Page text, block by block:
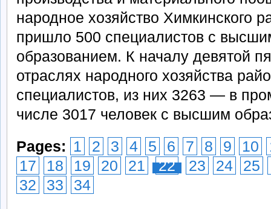
народное хозяйство Химкинского
пришло 500 специалистов с
образованием. К началу девятой
отраслях народного хозяйства
специалистов, из них 3263 — в
числе 3017 человек с высшим
Pages: 1 2 3 4 5 6 7 8 9 10
17
18 19 20 21 22 23 24 25
32
33
34